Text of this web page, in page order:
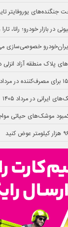
در بازار خودرو؛ رانا،
خصوصی‌سازی
پلاک منطقه آزاد
در مرداد ۱۴۰۵
کمبود موشک‌های حیاتی